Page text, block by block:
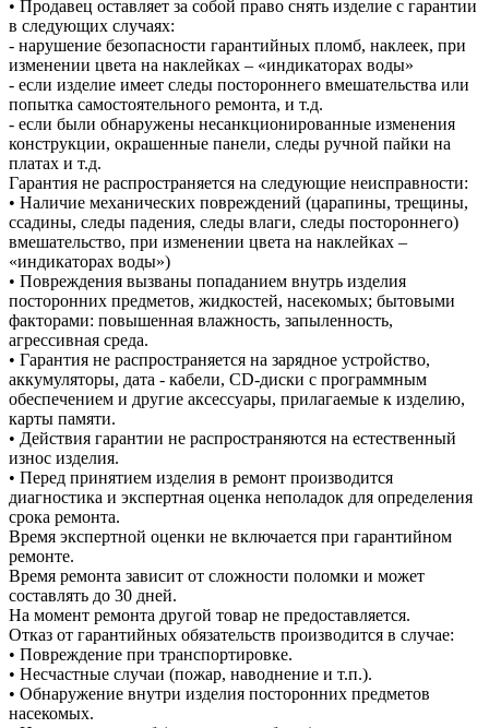
• Продавец оставляет за собой право снять изделие с гарантии
в следующих случаях:
- нарушение безопасности гарантийных пломб, наклеек, при
изменении цвета на наклейках – «индикаторах воды»
- если изделие имеет следы постороннего вмешательства или
попытка самостоятельного ремонта, и т.д.
- если были обнаружены несанкционированные изменения
конструкции, окрашенные панели, следы ручной пайки на
платах и ​​т.д.
Гарантия не распространяется на следующие неисправности:
• Наличие механических повреждений (царапины, трещины,
ссадины, следы падения, следы влаги, следы постороннего)
вмешательство, при изменении цвета на наклейках –
«индикаторах воды»)
• Повреждения вызваны попаданием внутрь изделия
посторонних предметов, жидкостей, насекомых; бытовыми
факторами: повышенная влажность, запыленность,
агрессивная среда.
• Гарантия не распространяется на зарядное устройство,
аккумуляторы, дата - кабели, CD-диски с программным
обеспечением и другие аксессуары, прилагаемые к изделию,
карты памяти.
• Действия гарантии не распространяются на естественный
износ изделия.
• Перед принятием изделия в ремонт производится
диагностика и экспертная оценка неполадок для определения
срока ремонта.
Время экспертной оценки не включается при гарантийном
ремонте.
Время ремонта зависит от сложности поломки и может
составлять до 30 дней.
На момент ремонта другой товар не предоставляется.
Отказ от гарантийных обязательств производится в случае:
• Повреждение при транспортировке.
• Несчастные случаи (пожар, наводнение и т.п.).
• Обнаружение внутри изделия посторонних предметов
насекомых.